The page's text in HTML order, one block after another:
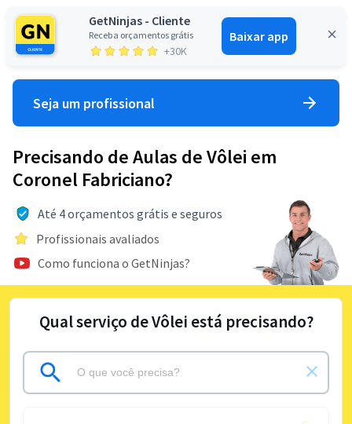
GetNinjas - Cliente
Receba orçamentos grátis
+30K
Baixar app
Entrar
Seja um profissional
Precisando de Aulas de Vôlei em
Coronel Fabriciano?
Até 4 orçamentos grátis e seguros
Profissionais avaliados
Como funciona o GetNinjas?
Qual serviço de Vôlei está precisando?